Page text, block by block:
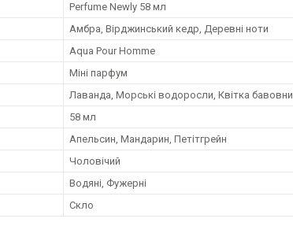
Perfume Newly 58 мл
Амбра, Вірджинський кедр, Деревні ноти
Aqua Pour Homme
Міні парфум
Лаванда, Морські водоросли, Квітка бавовни
58 мл
Апельсин, Мандарин, Петітгрейн
Чоловічий
Водяні, Фужерні
Скло